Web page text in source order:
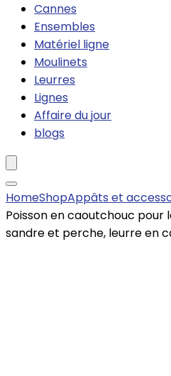
Cannes
Ensembles
Matériel ligne
Moulinets
Leurres
Lignes
Affaire du jour
blogs
HomeShopAppâts et
Poisson en caoutchouc pour
sandre et perche, leurre en